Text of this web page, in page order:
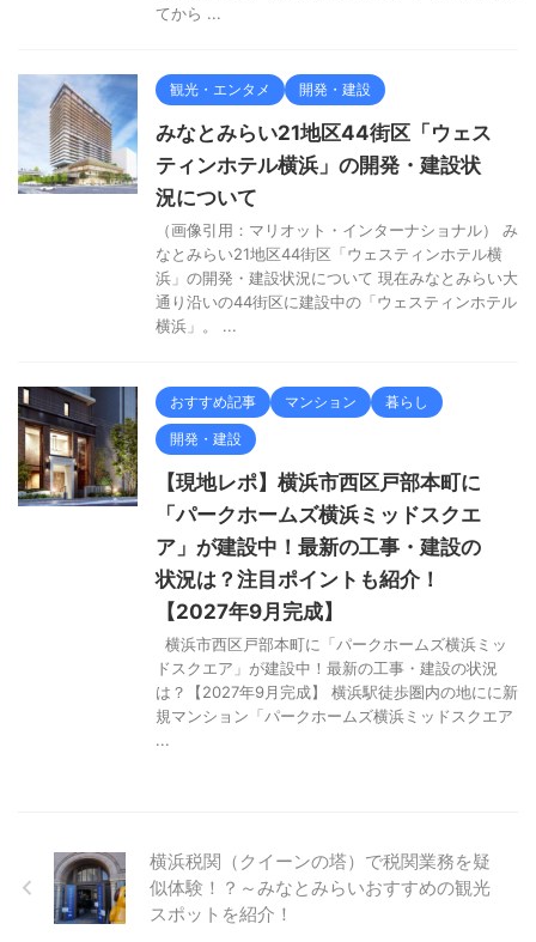
てから ...
観光・エンタメ 開発・建設
みなとみらい21地区44街区「ウェス
ティンホテル横浜」の開発・建設状
況について
（画像引用：マリオット・インターナショナル） み
なとみらい21地区44街区「ウェスティンホテル横
浜」の開発・建設状況について 現在みなとみらい大
通り沿いの44街区に建設中の「ウェスティンホテル
横浜」。 ...
おすすめ記事 マンション 暮らし
開発・建設
【現地レポ】横浜市西区戸部本町に
「パークホームズ横浜ミッドスクエ
ア」が建設中！最新の工事・建設の
状況は？注目ポイントも紹介！
【2027年9月完成】
横浜市西区戸部本町に「パークホームズ横浜ミッ
ドスクエア」が建設中！最新の工事・建設の状況
は？【2027年9月完成】 横浜駅徒歩圏内の地にに新
規マンション「パークホームズ横浜ミッドスクエア
...
横浜税関（クイーンの塔）で税関業務を疑
似体験！？～みなとみらいおすすめの観光
スポットを紹介！